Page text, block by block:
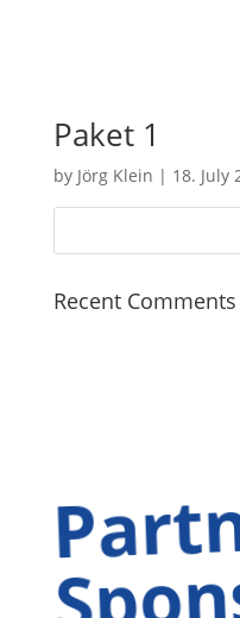
Paket 1
by Jörg Klein | 18. July
Recent Comments